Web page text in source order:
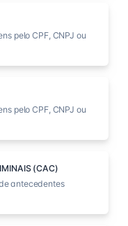
pelo CPF, CNPJ ou
pelo CPF, CNPJ ou
(CAC)
antecedentes